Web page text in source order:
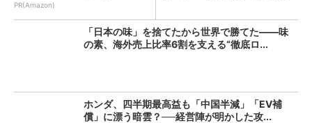
PR(Amazon)
「日本の味」を捨てたから世界で勝てた――味
の素、海外売上比率6割を支える“徹底ロ...
ホンダ、四半期最高益も「中国半減」「EV補
償」に漂う暗雲？──経営陣が明かした攻...